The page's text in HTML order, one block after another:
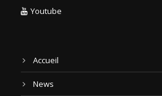
Youtube
Accueil
News